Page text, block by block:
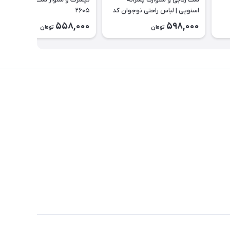
اسنوپی | لباس راحتی نوجوان کد
598,000 تومان
۲۶۰۵
558,000 تومان